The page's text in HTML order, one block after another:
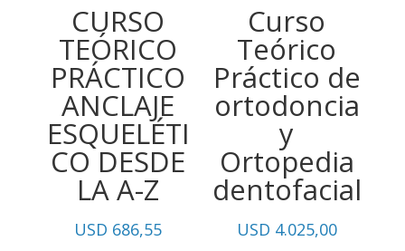
CURSO
TEÓRICO
PRÁCTICO
ANCLAJE
ESQUELÉTI
CO DESDE
LA A-Z
USD 686,55
Curso
Teórico
Práctico de
ortodoncia
y
Ortopedia
dentofacial
USD 4.025,00